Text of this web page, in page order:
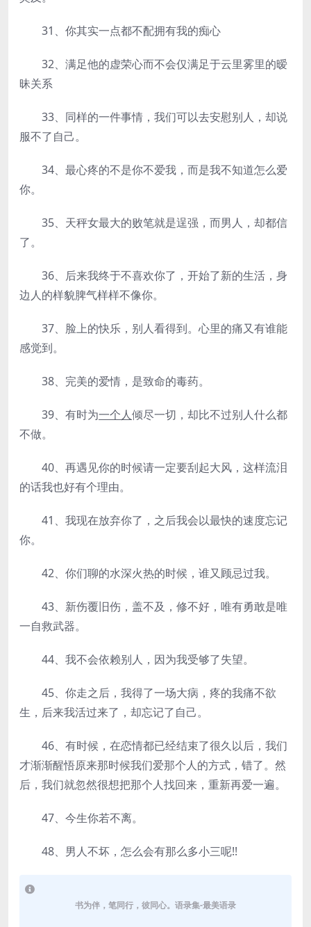
31、你其实一点都不配拥有我的痴心
32、满足他的虚荣心而不会仅满足于云里雾里的暧
昧关系
33、同样的一件事情，我们可以去安慰别人，却说
服不了自己。
34、最心疼的不是你不爱我，而是我不知道怎么爱
你。
35、天秤女最大的败笔就是逞强，而男人，却都信
了。
36、后来我终于不喜欢你了，开始了新的生活，身
边人的样貌脾气样样不像你。
37、脸上的快乐，别人看得到。心里的痛又有谁能
感觉到。
38、完美的爱情，是致命的毒药。
39、有时为一个人倾尽一切，却比不过别人什么都
不做。
40、再遇见你的时候请一定要刮起大风，这样流泪
的话我也好有个理由。
41、我现在放弃你了，之后我会以最快的速度忘记
你。
42、你们聊的水深火热的时候，谁又顾忌过我。
43、新伤覆旧伤，盖不及，修不好，唯有勇敢是唯
一自救武器。
44、我不会依赖别人，因为我受够了失望。
45、你走之后，我得了一场大病，疼的我痛不欲
生，后来我活过来了，却忘记了自己。
46、有时候，在恋情都已经结束了很久以后，我们
才渐渐醒悟原来那时候我们爱那个人的方式，错了。然
后，我们就忽然很想把那个人找回来，重新再爱一遍。
47、今生你若不离。
48、男人不坏，怎么会有那么多小三呢!!
书为伴，笔同行，彼同心。语录集-最美语录